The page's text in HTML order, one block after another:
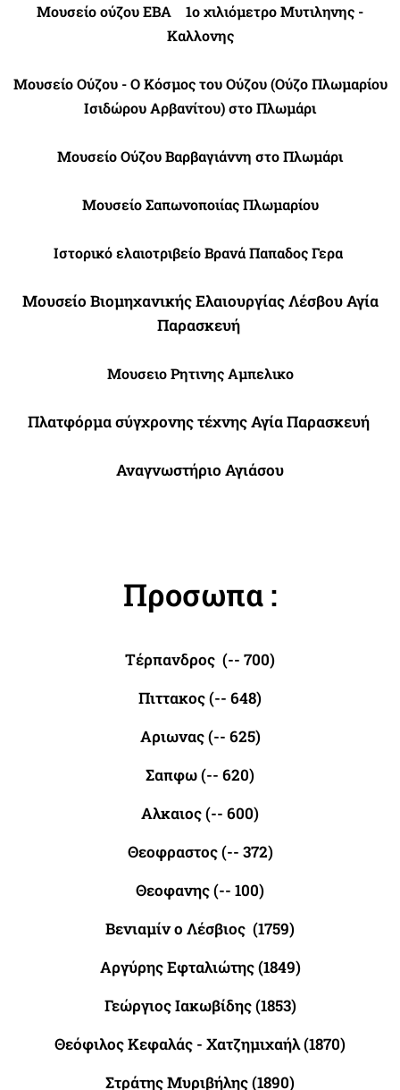
Μουσείο ούζου ΕΒΑ 1ο χιλιόμετρο Μυτιληνης -
Καλλονης
Μουσείο Ούζου - Ο Κόσμος του Ούζου (Ούζο Πλωμαρίου
ΙσιδώρουΑρβανίτου) στο Πλωμάρι
Μουσείο Ούζου Βαρβαγιάννη στο Πλωμάρι
Μουσείο Σαπωνοποιίας Πλωμαρίου
Ιστορικό ελαιοτριβείο Βρανά Παπαδος Γερα
Μουσείο Βιομηχανικής Ελαιουργίας Λέσβου Αγία
Παρασκευή
Μουσειο Ρητινης Αμπελικο
Πλατφόρμα σύγχρονης τέχνηςΑγία Παρασκευή
Αναγνωστήριο Αγιάσου
Προσωπα :
Τέρπανδρος (-- 700)
Πιττακος (-- 648)
Αριωνας (-- 625)
Σαπφω (-- 620)
Αλκαιος (-- 600)
Θεοφραστος (-- 372)
Θεοφανης (-- 100)
Βενιαμίνο Λέσβιος (1759)
Αργύρης Εφταλιώτης (1849)
Γεώργιος Ιακωβίδης (1853)
Θεόφιλος Κεφαλάς - Χατζημιχαήλ (1870)
Στράτης Μυριβήλης (1890)